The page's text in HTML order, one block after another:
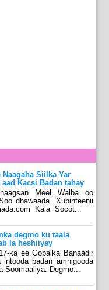
Naagaha Siilka Yar
Kacsi Badan tahay
Meel Walba oo
dhawaada Xubinteenii
Kala Socot...
degmo ku taala
la heshiiyay
ka ee Gobalka Banaadir
badan amnigooda
Soomaaliya. Degmo...